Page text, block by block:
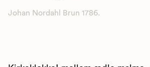
Johan Nordahl Brun 1786.